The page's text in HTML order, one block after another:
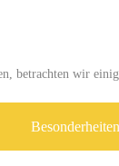
betrachten wir
Besonderheiten